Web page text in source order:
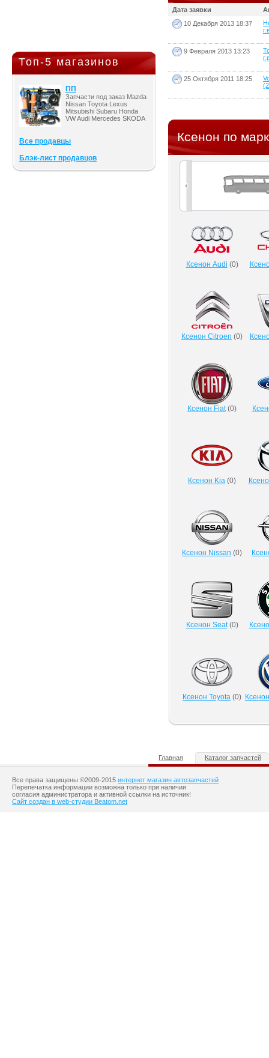
Топ-5 магазинов
ПП
Запчасти под заказ Mazda
Nissan Toyota Lexus
Mitsubishi Subaru Honda
VW Audi Mercedes SKODA
Все продавцы
Блэк-лист продавцов
Дата заявки
10 Декабря 2013 18:37
9 Февраля 2013 13:23
25 Октября 2011 18:25
Ксенон по
Ксенон Audi (0)
Ксенон Citroen (0)
Ксенон Fiat(0)
Ксенон Kia (0)
Ксенон Nissan (0)
Ксенон Seat(0)
Ксенон Toyota (0)
Главная Каталог запчастей
Все права защищены ©2009-2015 интернет магазин автозапчастей
Перепечатка информации возможна только при наличии
согласия администратора и активной ссылки на источник!
Сайт создан в web-студии Beatom.net